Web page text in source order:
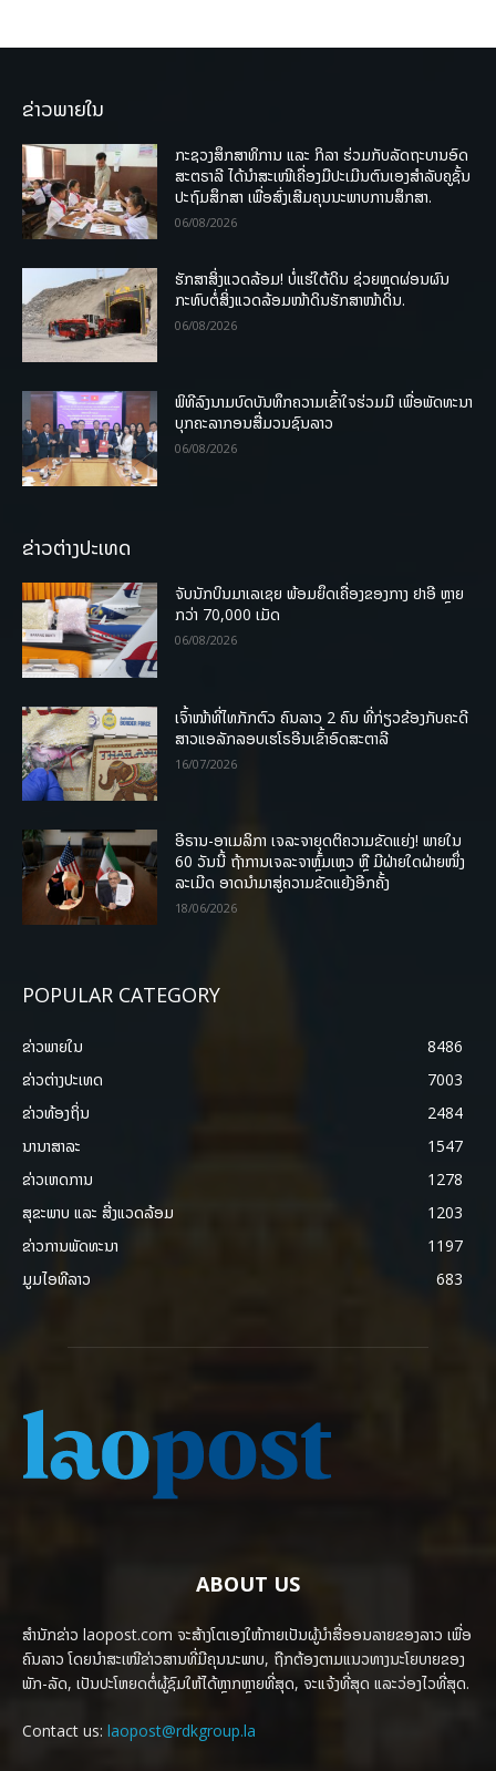
ຂ່າວພາຍໃນ
ກະຊວງສຶກສາທິການ ແລະ ກິລາ ຮ່ວມກັບລັດຖະບານອົດ
ສະຕຣາລີ ໄດ້ນຳສະເໜີເຄື່ອງມືປະເມີນຕົນເອງສຳລັບຄູຊັ້ນ
ປະຖົມສຶກສາ ເພື່ອສົ່ງເສີມຄຸນນະພາບການສຶກສາ.
06/08/2026
ຮັກສາສິ່ງແວດລ້ອມ! ບໍ່ແຮ່ໃຕ້ດິນ ຊ່ວຍຫຼຸດຜ່ອນຜົນ
ກະທົບຕໍ່ສິ່ງແວດລ້ອມໜ້າດິນຮັກສາໜ້າດິນ.
06/08/2026
ພິທີລົງນາມບົດບັນທຶກຄວາມເຂົ້າໃຈຮ່ວມມື ເພື່ອພັດທະນາ
ບຸກຄະລາກອນສື່ມວນຊົນລາວ
06/08/2026
ຂ່າວຕ່າງປະເທດ
ຈັບນັກບິນມາເລເຊຍ ພ້ອມຍຶດເຄື່ອງຂອງກາງ ຢາອີ ຫຼາຍ
ກວ່າ 70,000 ເມັດ
06/08/2026
ເຈົ້າໜ້າທີ່ໄທກັກຕົວ ຄົນລາວ 2 ຄົນ ທີ່ກ່ຽວຂ້ອງກັບຄະດີ
ສາວແອລັກລອບເຮໂຣອີນເຂົ້າອົດສະຕາລີ
16/07/2026
ອີຣານ-ອາເມລິກາ ເຈລະຈາຍຸດຕິຄວາມຂັດແຍ່ງ! ພາຍໃນ
60 ວັນນີ້ ຖ້າການເຈລະຈາຫຼົ້ມເຫຼວ ຫຼື ມີຝ່າຍໃດຝ່າຍໜຶ່ງ
ລະເມີດ ອາດນໍາມາສູ່ຄວາມຂັດແຍ້ງອີກຄັ້ງ
18/06/2026
POPULAR CATEGORY
ຂ່າວພາຍ​ໃນ
8486
ຂ່າວຕ່າງປະເທດ
7003
ຂ່າວທ້ອງຖິ່ນ
2484
ນານາສາລະ
1547
ຂ່າວເຫດການ
1278
ສຸຂະພາບ ແລະ ສີ່ງແວດລ້ອມ
1203
ຂ່າວການພັດທະນາ
1197
ມູມໄອທີລາວ
683
ABOUT US
ສຳນັກຂ່າວ laopost.com ຈະສ້າງໂຕເອງໃຫ້ກາຍເປັນຜູ້ນຳສື່ອອນລາຍຂອງລາວ ເພື່ອ
ຄົນລາວ ໂດຍນຳສະເໜີຂ່າວສານທີ່ມີຄຸນນະພາບ, ຖືກຕ້ອງຕາມແນວທາງນະໂຍບາຍຂອງ
ພັກ-ລັດ, ເປັນປະໂຫຍດຕໍ່ຜູ້ຊົມໃຫ້ໄດ້ຫຼາກຫຼາຍທີ່ສຸດ, ຈະແຈ້ງທີ່ສຸດ ແລະວ່ອງໄວທີ່ສຸດ.
Contact us: laopost@rdkgroup.la